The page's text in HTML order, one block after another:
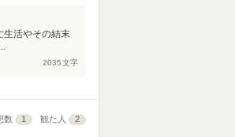
生活やその結末
2035文字
数 1 観た人 2